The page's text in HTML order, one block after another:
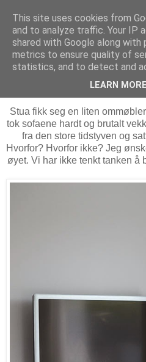
MARTHE
fredag 5. desember 2014
TV på stua eller ikke?
Stua fikk seg en liten
tok sofaene hardt og brutalt
fra den store tidstyven og
Hvorfor? Hvorfor ikke? Jeg
øyet. Vi har ikke tenkt tanken å
This site uses cookies from
and to analyze traffic. Your IP
shared with Google along
metrics to ensure quality of
statistics, and to detect and
LEARN MORE